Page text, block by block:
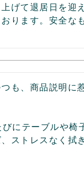
げて退居日を迎
ります。安全な
も、商品説明に
にテーブルや椅
ストレスなく拭